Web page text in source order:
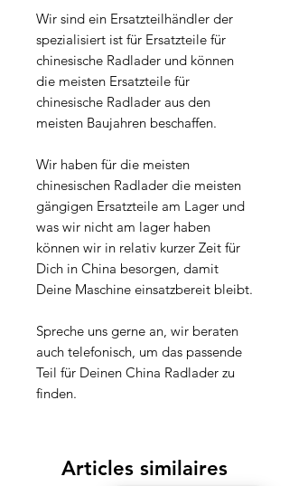
Wir sind ein Ersatzteilhändler der
spezialisiert ist für Ersatzteile für
chinesische Radlader und können
die meisten Ersatzteile für
chinesische Radlader aus den
meisten Baujahren beschaffen.
Wir haben für die meisten
chinesischen Radlader die meisten
gängigen Ersatzteile am Lager und
was wir nicht am lager haben
können wir in relativ kurzer Zeit für
Dich in China besorgen, damit
Deine Maschine einsatzbereit bleibt.
Spreche uns gerne an, wir beraten
auch telefonisch, um das passende
Teil für Deinen China Radlader zu
finden.
Articles similaires